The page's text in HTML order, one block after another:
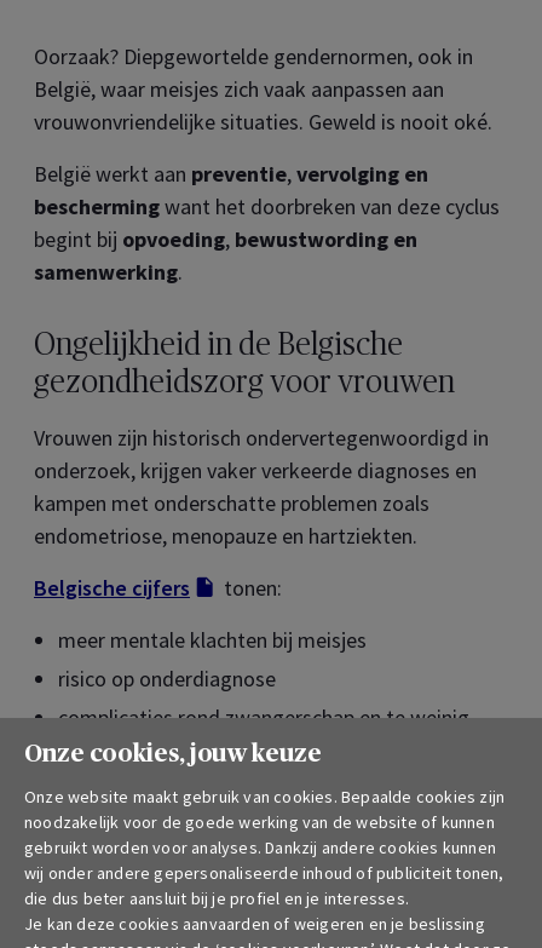
Oorzaak? Diepgewortelde gendernormen, ook in
België, waar meisjes zich vaak aanpassen aan
vrouwonvriendelijke situaties. Geweld is nooit oké.
België werkt aan preventie, vervolging en
beschermingwant het doorbreken van deze cyclus
begint bij opvoeding, bewustwording en
samenwerking.
Ongelijkheid in de Belgische
gezondheidszorg voor vrouwen
Vrouwen zijn historisch ondervertegenwoordigd in
onderzoek, krijgen vaker verkeerde diagnoses en
kampen met onderschatte problemen zoals
endometriose, menopauze en hartziekten.
Belgische cijfers
Opent in een nieuw tab
tonen:
meer mentale klachten bij meisjes
risico op onderdiagnose
complicaties rond zwangerschap en te weinig
medische controles
Vrouwen leven gemiddeld langer maar kampen
vaker metchronische pijn,osteoporose en
dementie. Stigma en ongelijkheid blijven dan ook
grote uitdagingen.
Onze cookies, jouw keuze
Onze website maakt gebruik van cookies. Bepaalde cookies zijn
noodzakelijk voor de goede werking van de website of kunnen
gebruikt worden voor analyses. Dankzij andere cookies kunnen
wij onder andere gepersonaliseerde inhoud of publiciteit tonen,
die dus beter aansluit bij je profiel en je interesses.
Je kan deze cookies aanvaarden of weigeren en je beslissing